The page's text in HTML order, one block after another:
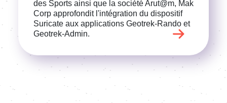
des Sports ainsi que la société Arut@m, Mak
Corp approfondit l'intégration du dispositif
Suricate aux applications Geotrek-Rando et
Geotrek-Admin.